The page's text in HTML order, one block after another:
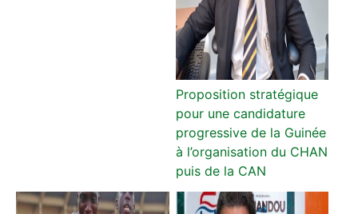
Proposition stratégique
pour une candidature
progressive de la Guinée
à l’organisation du CHAN
puis de la CAN